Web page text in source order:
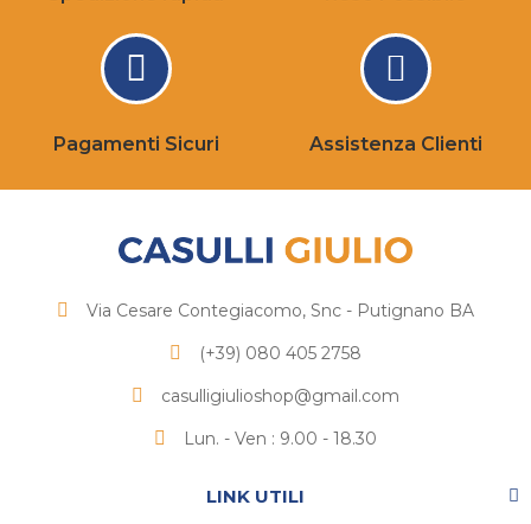
Pagamenti Sicuri Assistenza Clienti
Via Cesare Contegiacomo, Snc - Putignano BA
(+39) 080 405 2758
casulligiulioshop@gmail.com
Lun. - Ven : 9.00 - 18.30
LINK UTILI